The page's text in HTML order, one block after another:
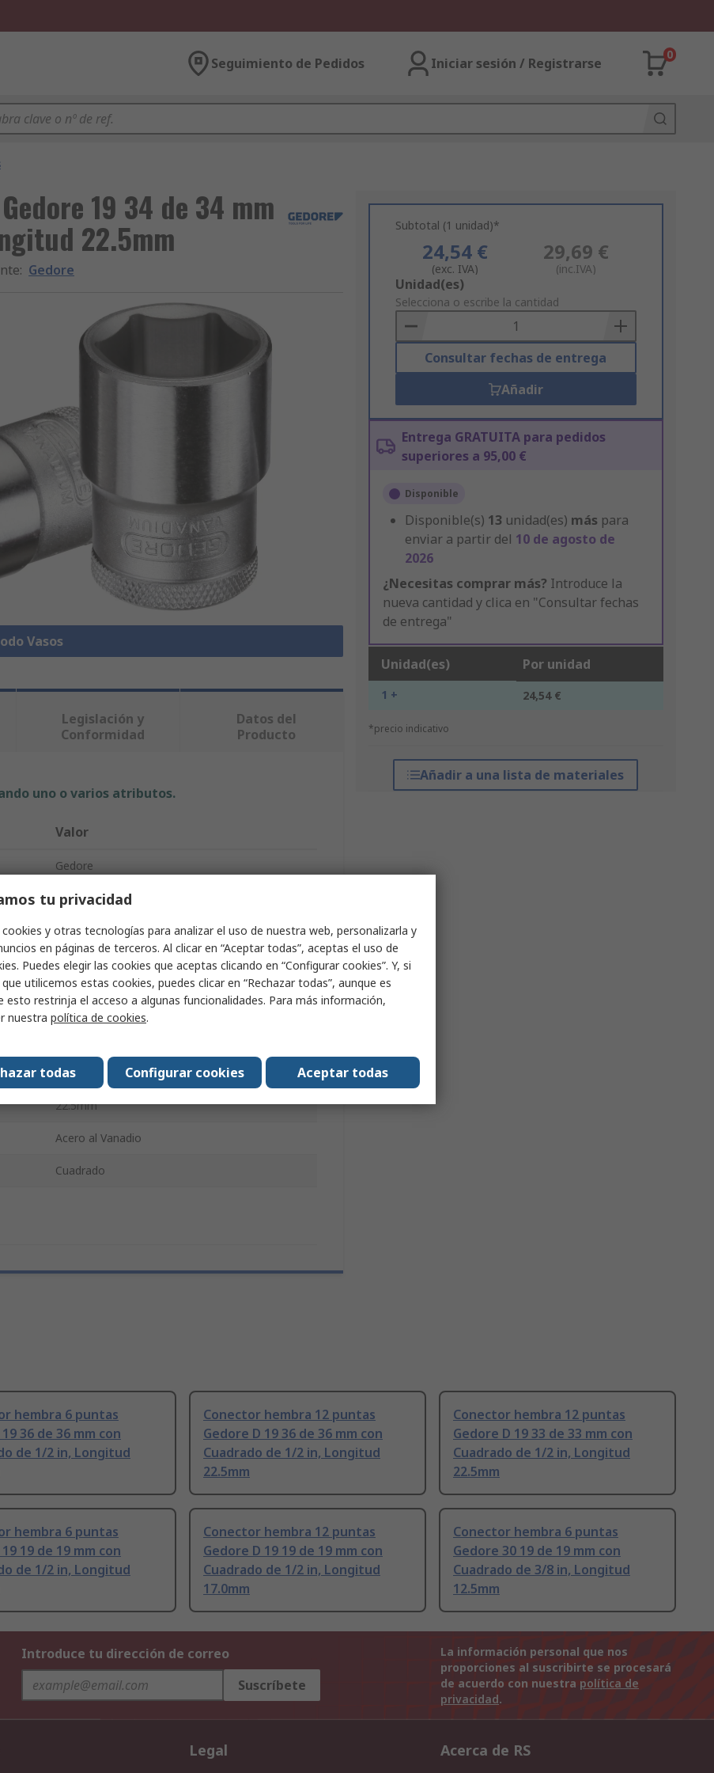
Seguimiento de Pedidos Iniciar sesión / Registrarse
0
19 34 de 34 mm
22.5mm
: Gedore
Vasos
Subtotal (1 unidad)*
24,54 €
(exc. IVA)
29,69 €
(inc.IVA)
Add
to
Basket
Unidad(es)
Selecciona o escribe la cantidad
Consultar fechas de entrega
Añadir
Entrega GRATUITA para pedidos
superiores a 95,00 €
Disponible
Disponible(s) 13 unidad(es) más para
enviar a partir del 10 de agosto de
2026
¿Necesitas comprar más? Introduce la
nueva cantidad y clica en "Consultar fechas
de entrega"
Unidad(es) Por unidad
1 + 24,54 €
*precio indicativo
Añadir a una lista de materiales
Legislación y
Conformidad
Datos del
Producto
uno o varios atributos.
Valor
Gedore
34 mm
Conector hembra
1/2 in
6 puntas
Cromo
ISO 2725-1, DIN 3120-C 12.5, DIN 3124, ISO
1174
22.5mm
Acero al Vanadio
Cuadrado
hembra 6 puntas
36 de 36 mm con
de 1/2 in, Longitud
Conector hembra 12 puntas
Gedore D 19 36 de 36 mm con
Cuadrado de 1/2 in, Longitud
22.5mm
Conector hembra 12 puntas
Gedore D 19 33 de 33 mm con
Cuadrado de 1/2 in, Longitud
22.5mm
hembra 6 puntas
19 de 19 mm con
de 1/2 in, Longitud
Conector hembra 12 puntas
Gedore D 19 19 de 19 mm con
Cuadrado de 1/2 in, Longitud
17.0mm
Conector hembra 6 puntas
Gedore 30 19 de 19 mm con
Cuadrado de 3/8 in, Longitud
12.5mm
Introduce tu dirección de correo
Suscríbete
La información personal que nos
proporciones al suscribirte se procesará
de acuerdo con nuestra política de
privacidad.
Legal Acerca de RS
tu privacidad
y otras tecnologías para analizar el uso de nuestra web, personalizarla y
en páginas de terceros. Al clicar en “Aceptar todas”, aceptas el uso de
Puedes elegir las cookies que aceptas clicando en “Configurar cookies”. Y, si
utilicemos estas cookies, puedes clicar en “Rechazar todas”, aunque es
esto restrinja el acceso a algunas funcionalidades. Para más información,
nuestra política de cookies.
Aceptar todas
Configurar cookies
todas